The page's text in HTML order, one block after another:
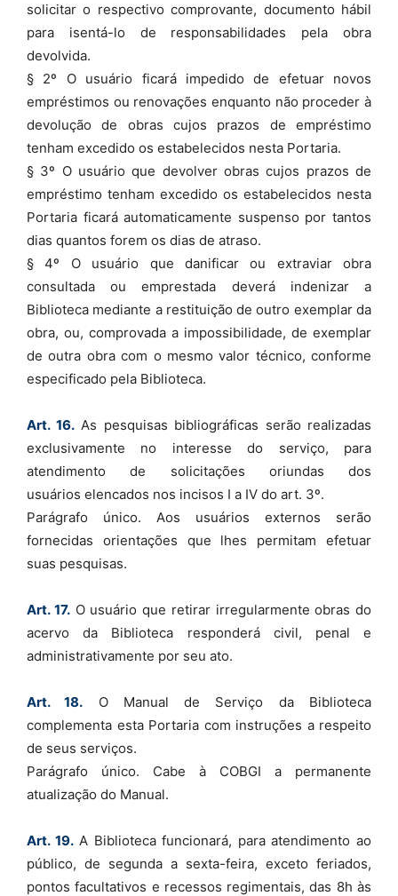
solicitar o respectivo comprovante, documento hábil
para isentá-lo de responsabilidades pela obra
devolvida.
§ 2º O usuário ficará impedido de efetuar novos
empréstimos ou renovações enquanto não proceder à
devolução de obras cujos prazos de empréstimo
tenham excedido os estabelecidos nesta Portaria.
§ 3º O usuário que devolver obras cujos prazos de
empréstimo tenham excedido os estabelecidos nesta
Portaria ficará automaticamente suspenso por tantos
dias quantos forem os dias de atraso.
§ 4º O usuário que danificar ou extraviar obra
consultada ou emprestada deverá indenizar a
Biblioteca mediante a restituição de outro exemplar da
obra, ou, comprovada a impossibilidade, de exemplar
de outra obra com o mesmo valor técnico, conforme
especificado pela Biblioteca.
Art. 16.As pesquisas bibliográficas serão realizadas
exclusivamente no interesse do serviço, para
atendimento de solicitações oriundas dos
usuários elencados nos incisos I a IV do art. 3º.
Parágrafo único. Aos usuários externos serão
fornecidas orientações que lhes permitam efetuar
suas pesquisas.
Art. 17.O usuário que retirar irregularmente obras do
acervo da Biblioteca responderá civil, penal e
administrativamente por seu ato.
Art. 18. O Manual de Serviço da Biblioteca
complementa esta Portaria com instruções a respeito
de seus serviços.
Parágrafo único. Cabe à COBGI a permanente
atualização do Manual.
Art. 19.A Biblioteca funcionará, para atendimento ao
público, de segunda a sexta-feira, exceto feriados,
pontos facultativos e recessos regimentais, das 8h às